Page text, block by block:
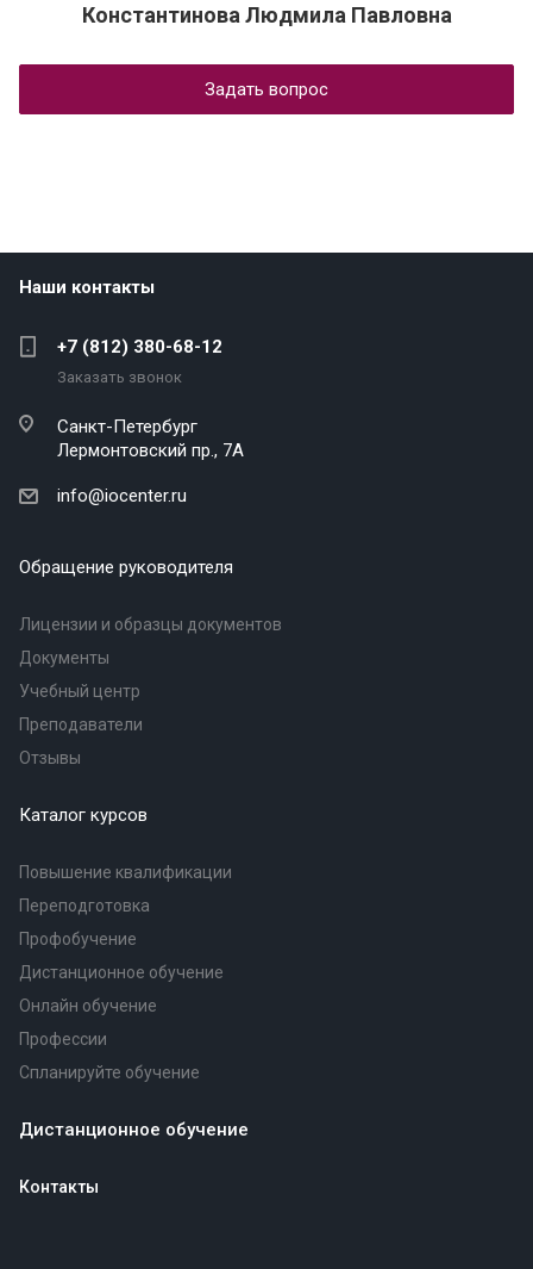
Константинова Людмила Павловна
Задать вопрос
Наши контакты
+7 (812) 380-68-12
Заказать звонок
Санкт-Петербург
Лермонтовский пр., 7А
info@iocenter.ru
Обращение руководителя
Лицензии и образцы документов
Документы
Учебный центр
Преподаватели
Отзывы
Каталог курсов
Повышение квалификации
Переподготовка
Профобучение
Дистанционное обучение
Онлайн обучение
Профессии
Спланируйте обучение
Дистанционное обучение
Контакты